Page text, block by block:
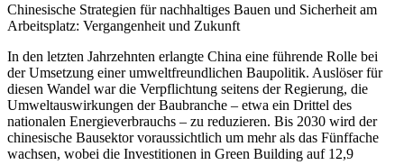
Chinesische Strategien für nachhaltiges Bauen und Sicherheit am
Arbeitsplatz: Vergangenheit und Zukunft
In den letzten Jahrzehnten erlangte China eine führende Rolle bei
der Umsetzung einerumweltfreundlichen Baupolitik. Auslöser für
diesen Wandel war die Verpflichtung seitens der Regierung, die
Umweltauswirkungen der Baubranche – etwa ein Drittel des
nationalen Energieverbrauchs – zu reduzieren. Bis 2030 wird der
chinesische Bausektor voraussichtlich um mehr als das Fünffache
wachsen, wobei die Investitionen in Green Building auf 12,9